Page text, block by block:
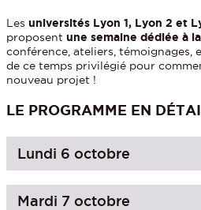
Lesuniversités Lyon 1, Lyon 2 et
proposentune semaine dédiée à
conférence, ateliers, témoignages,
de ce temps privilégié pour
nouveau projet !
LE PROGRAMME EN
Lundi 6 octobre
Mardi 7 octobre